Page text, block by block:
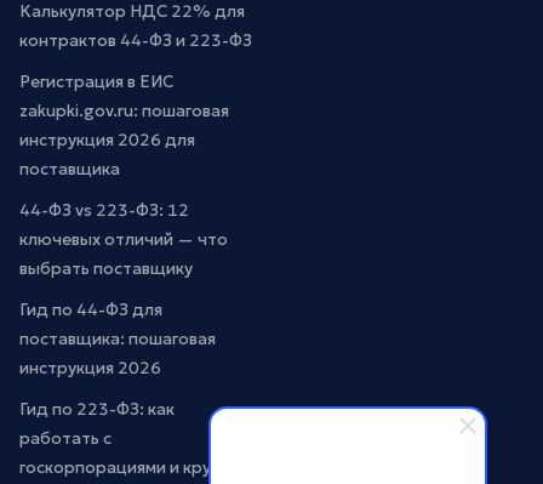
Калькулятор НДС 22% для
контрактов 44-ФЗ и 223-ФЗ
Регистрация в ЕИС
zakupki.gov.ru: пошаговая
инструкция 2026 для
поставщика
44-ФЗ vs 223-ФЗ: 12
ключевых отличий — что
выбрать поставщику
Гид по 44-ФЗ для
поставщика: пошаговая
инструкция 2026
Гид по 223-ФЗ: как
работать с
госкорпорациями и крупным